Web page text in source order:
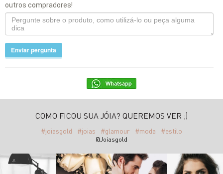
outros compradores!
Enviar pergunta
COMO FICOU SUA JÓIA? QUEREMOS VER ;)
#joiasgold #joias #glamour #moda #estilo
@Joiasgold